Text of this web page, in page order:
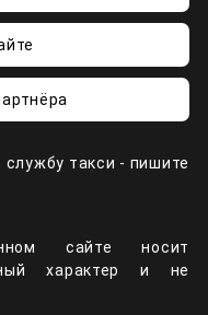
такси - пишите
сайте носит
характер и не